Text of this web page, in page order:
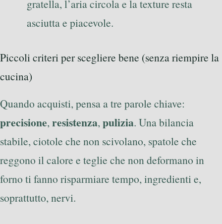
gratella, l’aria circola e la texture resta
asciutta e piacevole.
Piccoli criteri per scegliere bene (senza riempire la
cucina)
Quando acquisti, pensa a tre parole chiave:
precisione, resistenza, pulizia. Una bilancia
stabile, ciotole che non scivolano, spatole che
reggono il calore e teglie che non deformano in
forno ti fanno risparmiare tempo, ingredienti e,
soprattutto, nervi.